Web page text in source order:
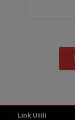
Link Utili